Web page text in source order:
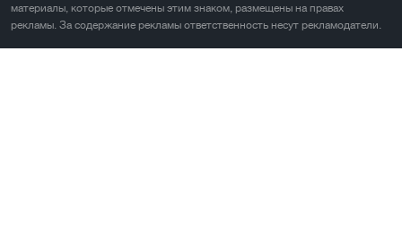
материалы, которые отмечены этим знаком, размещены на правах
рекламы. За содержание рекламы ответственность несут рекламодатели.